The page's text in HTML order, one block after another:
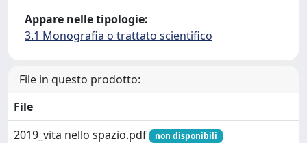
Appare nelle tipologie:
3.1 Monografia o trattato scientifico
File in questo prodotto:
File
2019_vita nello spazio.pdf
non disponibili